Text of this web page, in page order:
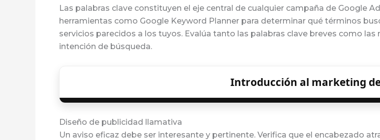
Las palabras clave constituyen el eje central de cualquier campaña de Google
herramientas como Google Keyword Planner para determinar qué términos
servicios parecidos a los tuyos. Evalúa tanto las palabras clave breves como
intención de búsqueda.
Introducción al marketing
Diseño de publicidad llamativa
Un aviso eficaz debe ser interesante y pertinente. Verifica que el encabezado